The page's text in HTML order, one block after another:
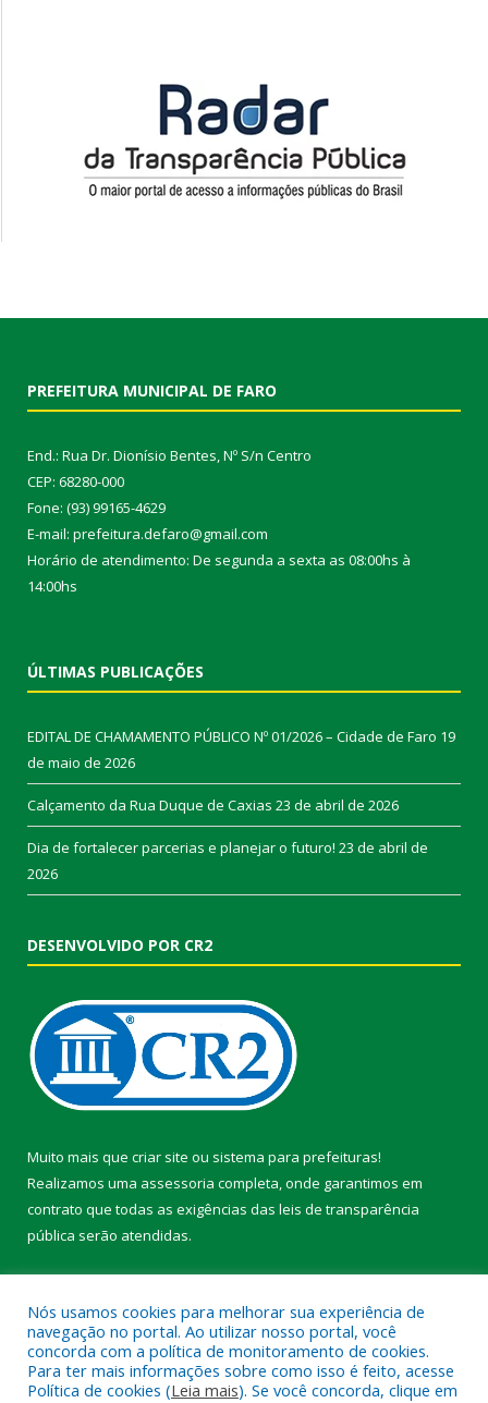
PREFEITURA MUNICIPAL DE FARO
End.: Rua Dr. Dionísio Bentes, Nº S/n Centro
CEP: 68280-000
Fone: (93) 99165-4629
E-mail: prefeitura.defaro@gmail.com
Horário de atendimento: De segunda a sexta as 08:00hs à
14:00hs
ÚLTIMAS PUBLICAÇÕES
EDITAL DE CHAMAMENTO PÚBLICO Nº 01/2026 – Cidade de Faro 19
de maio de 2026
Calçamento da Rua Duque de Caxias 23 de abril de 2026
Dia de fortalecer parcerias e planejar o futuro! 23 de abril de
2026
DESENVOLVIDO POR CR2
Muito mais que criar site ou sistema para prefeituras!
Realizamos uma assessoria completa, onde garantimos em
contrato que todas as exigências das leis de transparência
pública serão atendidas.
Todos os direitos reservados a Prefeitura Municipal de Faro.
Nós usamos cookies para melhorar sua experiência de
navegação no portal. Ao utilizar nosso portal, você
concorda com a política de monitoramento de cookies.
Para ter mais informações sobre como isso é feito, acesse
Política de cookies (Leia mais). Se você concorda, clique em